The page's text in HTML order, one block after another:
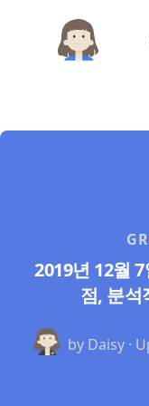
2019년 12월
점, 분석
by Daisy ·